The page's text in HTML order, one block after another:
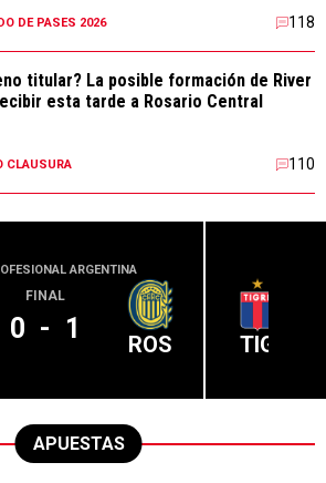
DE PASES 2026 118
titular? La posible formación de River
esta tarde a Rosario Central
CLAUSURA 110
ARGENTINA
FINAL
0 - 1 ROS TIG
APUESTAS